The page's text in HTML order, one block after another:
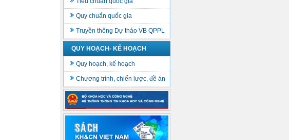
Quy chuẩn quốc gia
Truyền thông Dự thảo VB QPPL
QUY HOẠCH- KẾ HOẠCH
Quy hoạch, kế hoạch
Chương trình, chiến lược, đề án